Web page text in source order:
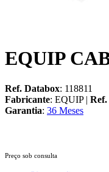
EQUIP
Ref. Databox: 118811
Fabricante: EQUIP |
Garantia: 36 Meses
Preço sob consulta